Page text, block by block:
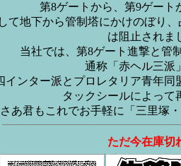
第8ゲートから、第9ゲート
て地下から管制塔にかけのぼり
は阻止されま
当社では、第8ゲート進撃と管
通称「赤ヘル三派
インター派とプロレタリア青年同
タックシールによって
さあ君もこれでお手軽に「三里塚
ただ今在庫切